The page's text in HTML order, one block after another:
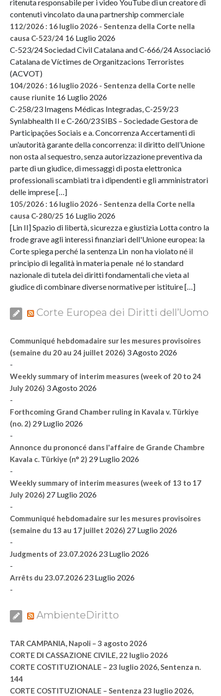
ritenuta responsabile per i video YouTube di un creatore di
contenuti vincolato da una partnership commerciale
112/2026 : 16 luglio 2026 - Sentenza della Corte nella
causa C-523/24 16 Luglio 2026
C-523/24 Sociedad Civil Catalana and C-666/24 Associació
Catalana de Víctimes de Organitzacions Terroristes
(ACVOT)
104/2026 : 16 luglio 2026 - Sentenza della Corte nelle
cause riunite 16 Luglio 2026
C-258/23 Imagens Médicas Integradas, C-259/23
Synlabhealth II e C-260/23 SIBS – Sociedade Gestora de
Participações Sociais e a. Concorrenza Accertamenti di
un’autorità garante della concorrenza: il diritto dell’Unione
non osta al sequestro, senza autorizzazione preventiva da
parte di un giudice, di messaggi di posta elettronica
professionali scambiati tra i dipendenti e gli amministratori
delle imprese […]
105/2026 : 16 luglio 2026 - Sentenza della Corte nella
causa C-280/25 16 Luglio 2026
[Lin II] Spazio di libertà, sicurezza e giustizia Lotta contro la
frode grave agli interessi finanziari dell'Unione europea: la
Corte spiega perché la sentenza Lin non ha violato né il
principio di legalità in materia penale né lo standard
nazionale di tutela dei diritti fondamentali che vieta al
giudice di combinare diverse normative per istituire […]
Corte Europea dei Diritti dell’Uomo
Communiqué hebdomadaire sur les mesures provisoires
(semaine du 20 au 24 juillet 2026) 3 Agosto 2026
-
Weekly summary of interim measures (week of 20 to 24
July 2026) 3 Agosto 2026
-
Forthcoming Grand Chamber ruling in Kavala v. Türkiye
(no. 2) 29 Luglio 2026
-
Annonce du prononcé dans l'affaire de Grande Chambre
Kavala c. Türkiye (n° 2) 29 Luglio 2026
-
Weekly summary of interim measures (week of 13 to 17
July 2026) 27 Luglio 2026
-
Communiqué hebdomadaire sur les mesures provisoires
(semaine du 13 au 17 juillet 2026) 27 Luglio 2026
-
Judgments of 23.07.2026 23 Luglio 2026
-
Arrêts du 23.07.2026 23 Luglio 2026
-
AmbienteDiritto
TAR CAMPANIA, Napoli – 3 agosto 2026
CORTE DI CASSAZIONE CIVILE, 22 luglio 2026
CORTE COSTITUZIONALE – 23 luglio 2026, Sentenza n.
144
CORTE COSTITUZIONALE – Sentenza 23 luglio 2026,